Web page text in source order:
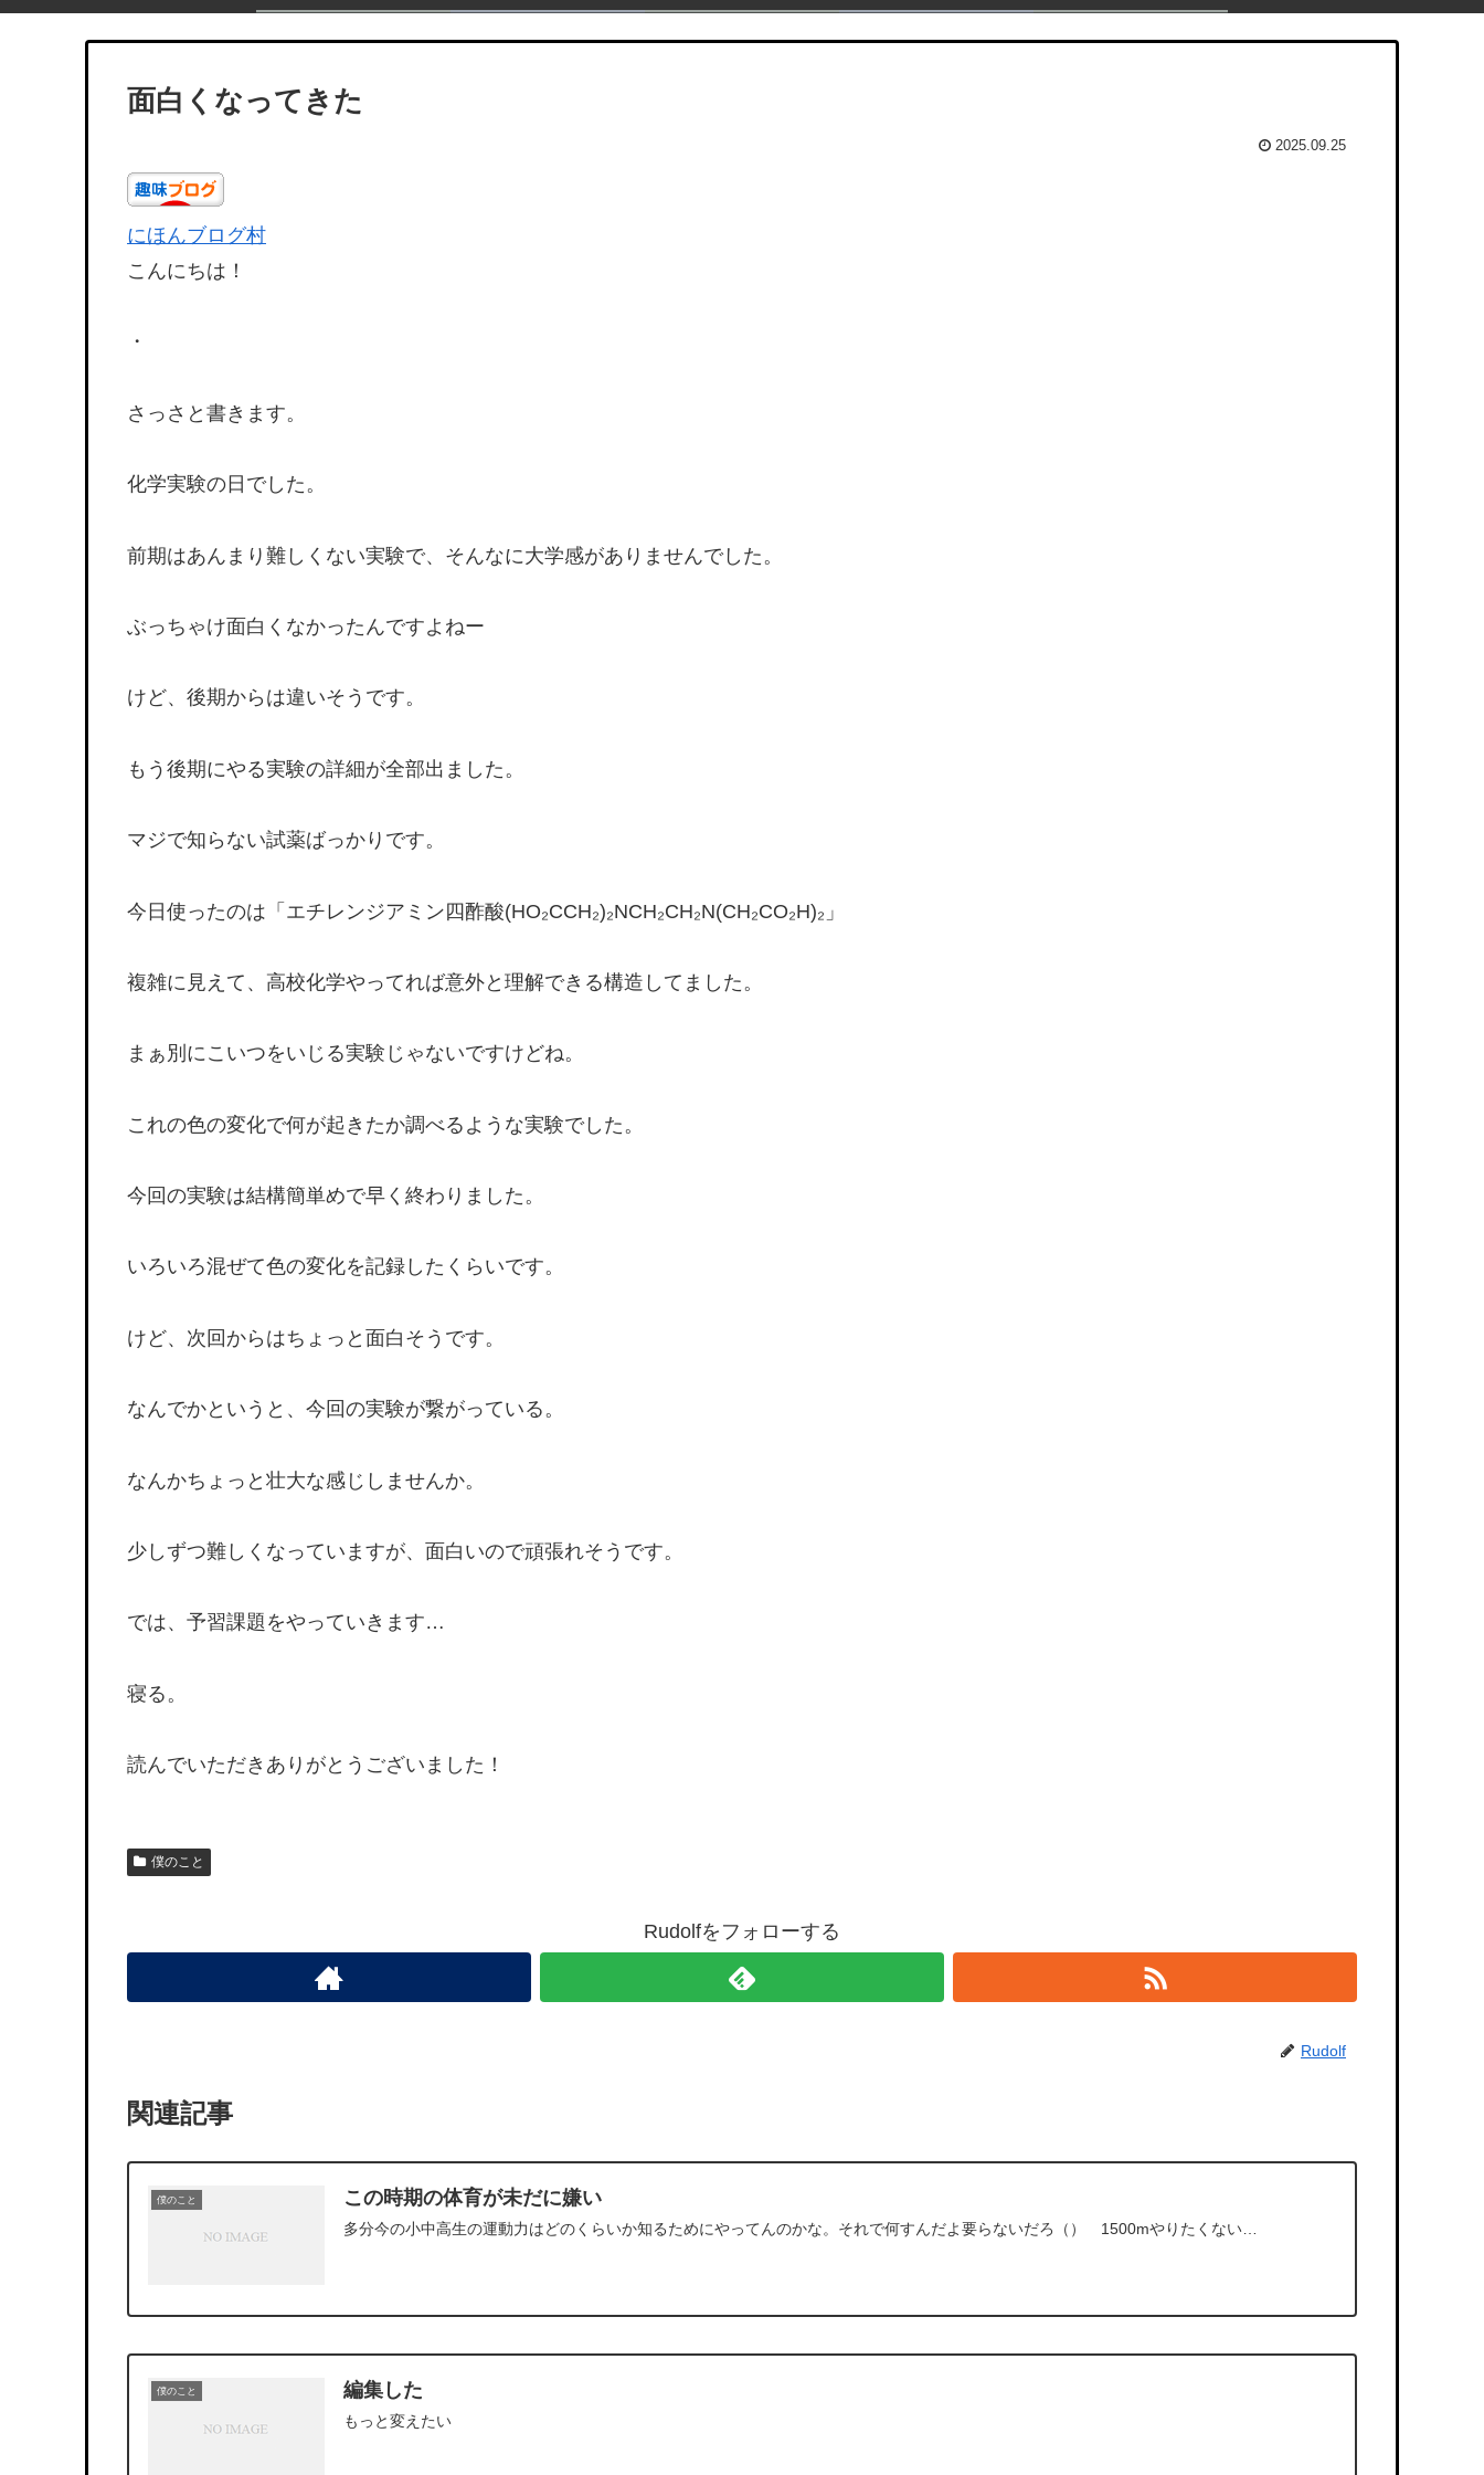
面白くなってきた
2025.09.25
にほんブログ村
こんにちは！
・
さっさと書きます。
化学実験の日でした。
前期はあんまり難しくない実験で、そんなに大学感がありませんでした。
ぶっちゃけ面白くなかったんですよねー
けど、後期からは違いそうです。
もう後期にやる実験の詳細が全部出ました。
マジで知らない試薬ばっかりです。
今日使ったのは「エチレンジアミン四酢酸(HO₂CCH₂)₂NCH₂CH₂N(CH₂CO₂H)₂」
複雑に見えて、高校化学やってれば意外と理解できる構造してました。
まぁ別にこいつをいじる実験じゃないですけどね。
これの色の変化で何が起きたか調べるような実験でした。
今回の実験は結構簡単めで早く終わりました。
いろいろ混ぜて色の変化を記録したくらいです。
けど、次回からはちょっと面白そうです。
なんでかというと、今回の実験が繋がっている。
なんかちょっと壮大な感じしませんか。
少しずつ難しくなっていますが、面白いので頑張れそうです。
では、予習課題をやっていきます…
寝る。
読んでいただきありがとうございました！
僕のこと
Rudolfをフォローする
Rudolf
関連記事
僕のこと この時期の体育が未だに嫌い
多分今の小中高生の運動力はどのくらいか知るためにやってんのかな。それで何すんだよ要らないだろ（） 1500mやりたくない…
僕のこと 編集した
もっと変えたい